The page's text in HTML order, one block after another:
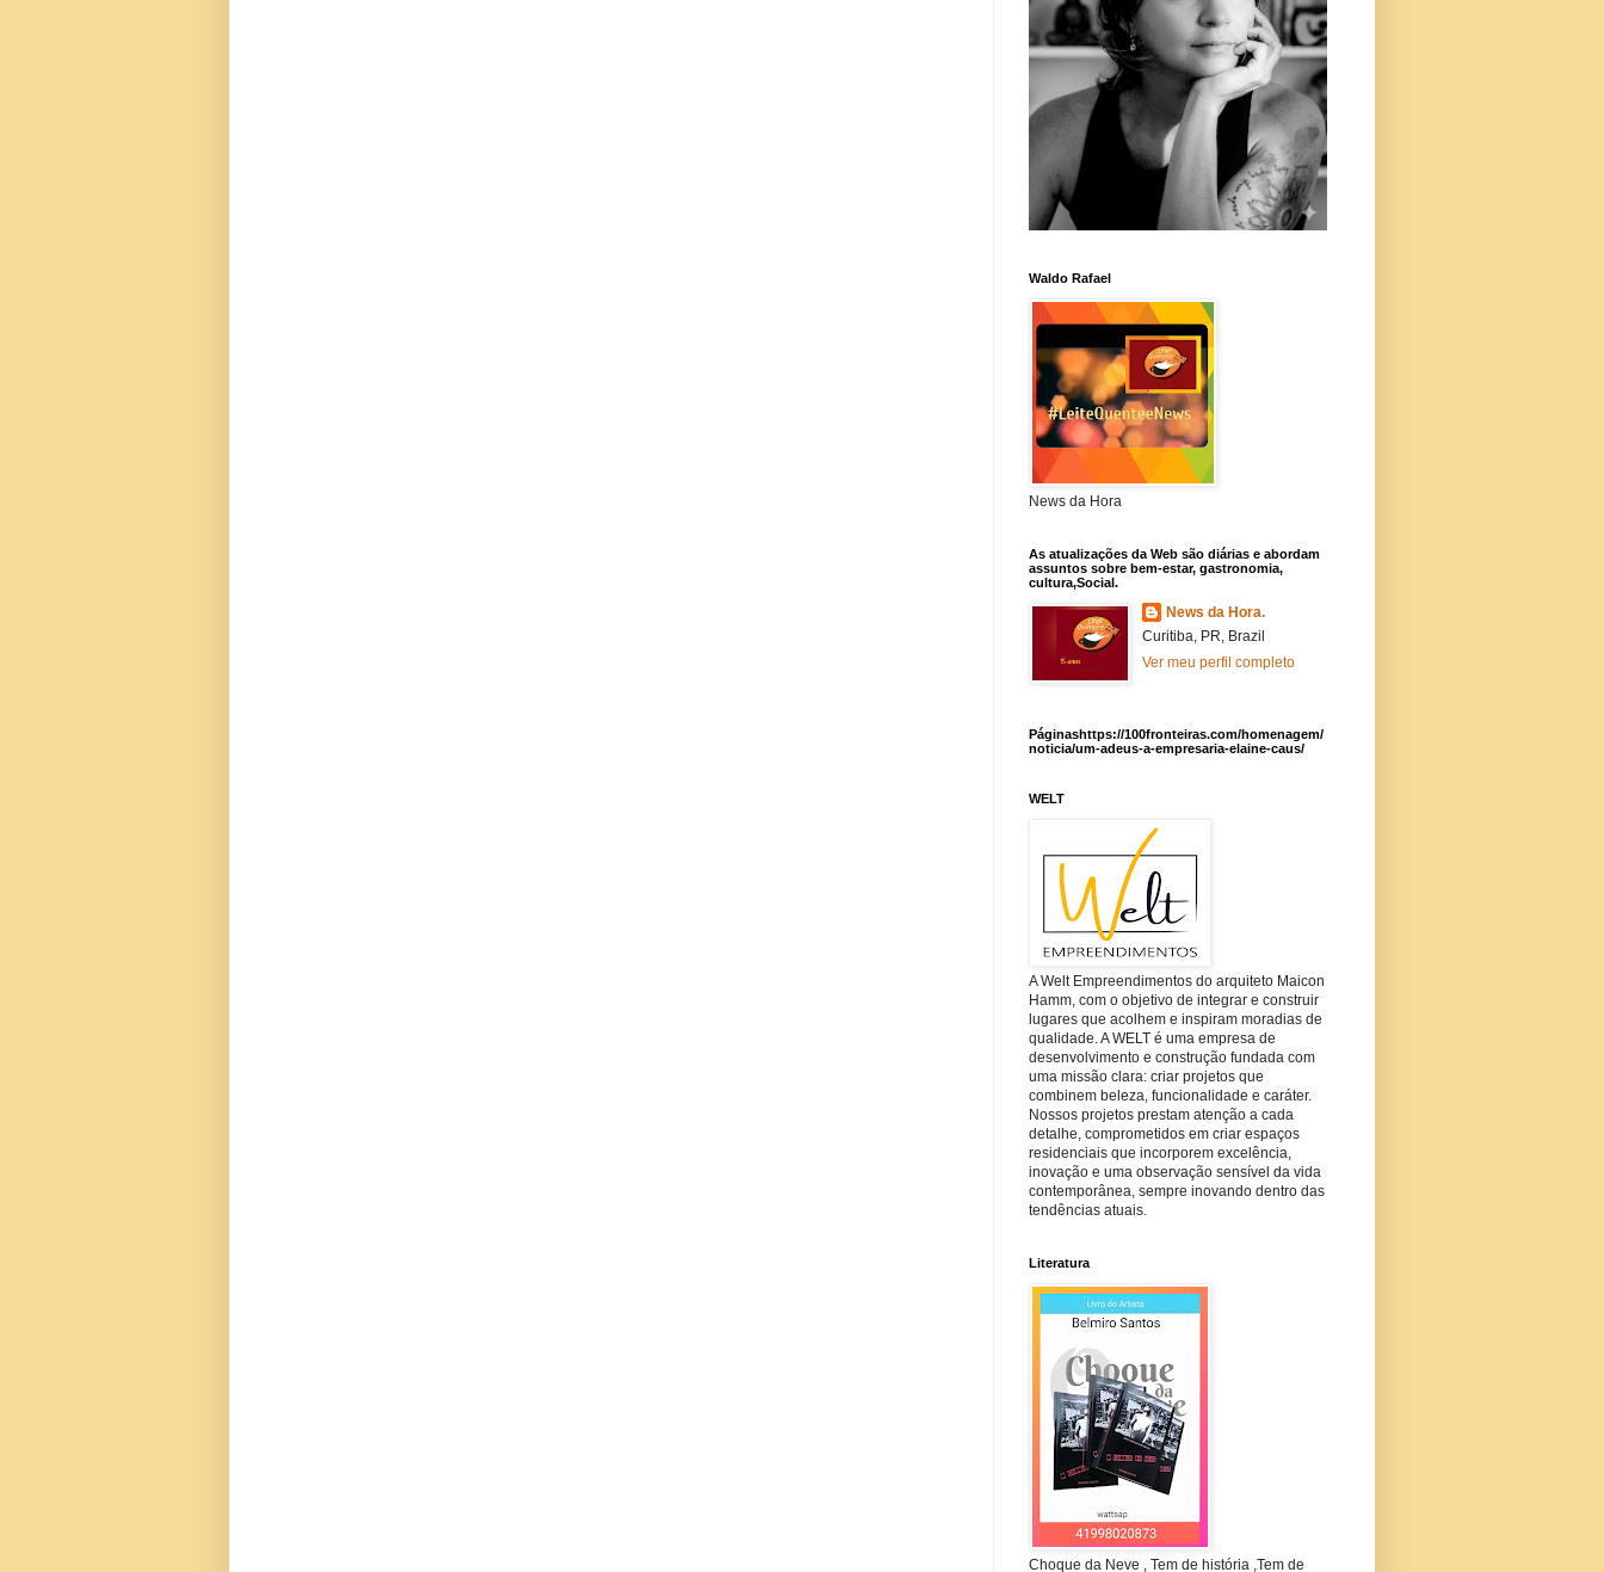
Waldo Rafael
News da Hora
As atualizações da Web são diárias e abordam
assuntos sobre bem-estar, gastronomia,
cultura,Social.
News da Hora.
Curitiba, PR, Brazil
Ver meu perfil completo
Páginashttps://100fronteiras.com/homenagem/
noticia/um-adeus-a-empresaria-elaine-caus/
WELT
A Welt Empreendimentos do arquiteto Maicon
Hamm, com o objetivo de integrar e construir
lugares que acolhem e inspiram moradias de
qualidade. A WELT é uma empresa de
desenvolvimento e construção fundada com
uma missão clara: criar projetos que
combinem beleza, funcionalidade e caráter.
Nossos projetos prestam atenção a cada
detalhe, comprometidos em criar espaços
residenciais que incorporem excelência,
inovação e uma observação sensível da vida
contemporânea, sempre inovando dentro das
tendências atuais.
Literatura
Choque da Neve , Tem de história ,Tem de